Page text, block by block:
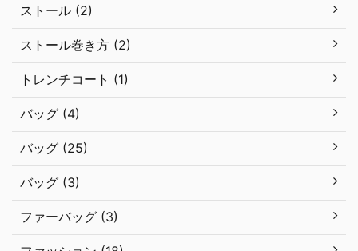
ストール (2)
ストール巻き方 (2)
トレンチコート (1)
バッグ (4)
バッグ (25)
バッグ (3)
ファーバッグ (3)